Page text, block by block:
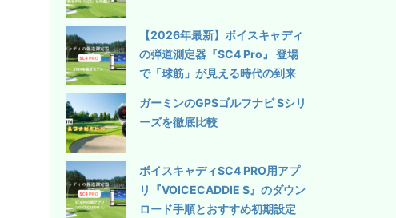
【2026年最新】ボイスキャディ
の弾道測定器『SC4 Pro』 登場
で「球筋」が見える時代の到来
ガーミンのGPSゴルフナビ Sシリ
ーズを徹底比較
ボイスキャディSC4 PRO用アプ
リ『VOICECADDIE S』のダウン
ロード手順とおすすめ初期設定